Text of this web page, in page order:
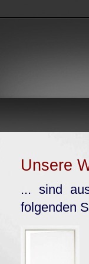
Unsere
... sind
folgenden